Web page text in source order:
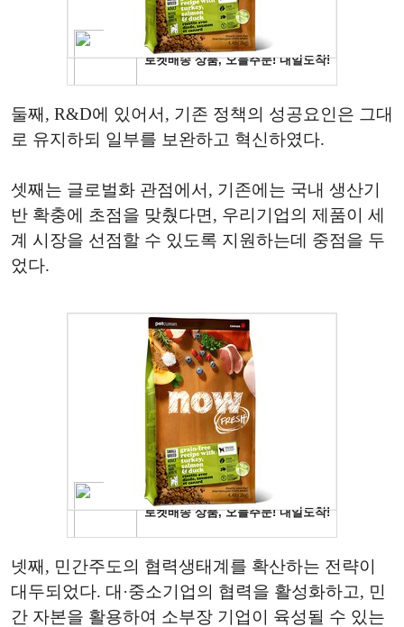
둘째, R&D에 있어서, 기존 정책의 성공요인은 그대
로 유지하되 일부를 보완하고 혁신하였다.
셋째는 글로벌화 관점에서, 기존에는 국내 생산기
반 확충에 초점을 맞췄다면, 우리기업의 제품이 세
계 시장을 선점할 수 있도록 지원하는데 중점을 두
었다.
넷째, 민간주도의 협력생태계를 확산하는 전략이
대두되었다. 대·중소기업의 협력을 활성화하고, 민
간 자본을 활용하여 소부장 기업이 육성될 수 있는